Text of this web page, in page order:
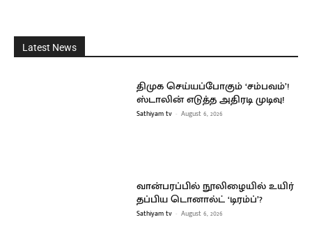
Latest News
திமுக செய்யப்போகும் ‘சம்பவம்’!
ஸ்டாலின் எடுத்த அதிரடி முடிவு!
Sathiyam tv - August 6, 2026
வான்பரப்பில் நூலிழையில் உயிர்
தப்பிய டொனால்ட் ‘டிரம்ப்’?
Sathiyam tv - August 6, 2026